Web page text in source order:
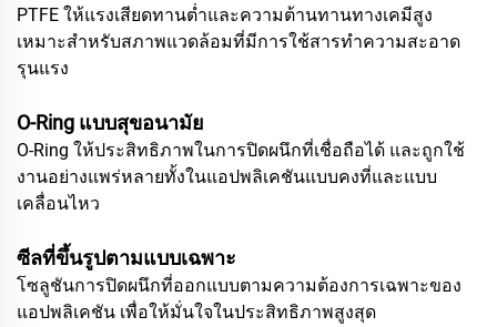
PTFE ให้แรงเสียดทานต่ำและความต้านทานทางเคมีสูง
เหมาะสำหรับสภาพแวดล้อมที่มีการใช้สารทำความสะอาด
รุนแรง
O-Ring แบบสุขอนามัย
O-Ring ให้ประสิทธิภาพในการปิดผนึกที่เชื่อถือได้ และถูกใช้
งานอย่างแพร่หลายทั้งในแอปพลิเคชันแบบคงที่และแบบ
เคลื่อนไหว
ซีลที่ขึ้นรูปตามแบบเฉพาะ
โซลูชันการปิดผนึกที่ออกแบบตามความต้องการเฉพาะของ
แอปพลิเคชัน เพื่อให้มั่นใจในประสิทธิภาพสูงสุด